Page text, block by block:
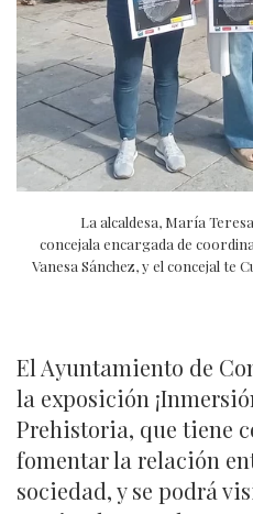
La alcaldesa, María
concejala encargada de
Vanesa Sánchez, y el concejal te
El Ayuntamiento de
la exposición
Prehistoria, que tiene
fomentar la relación
sociedad, y se podrá